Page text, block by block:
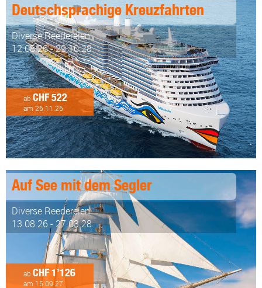
Deutschsprachige Kreuzfahrten
Diverse Reedereien
12.08.26 - 29.10.28
ab CHF 522
am 26.11.26
Auf See mit dem Segler
Diverse Reedereien
13.08.26 - 27.03.28
ab CHF 1’126
am 15.09.27